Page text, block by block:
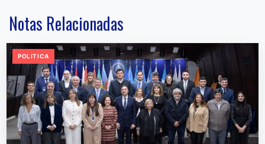
Notas Relacionadas
POLITICA